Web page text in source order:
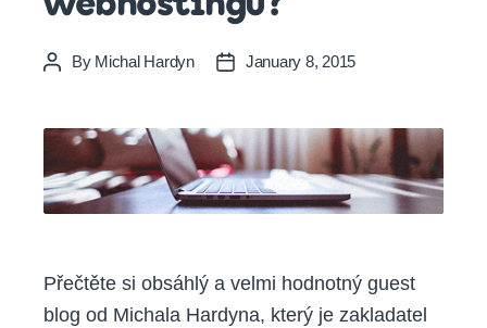
PostBy Michal Hardyn
PostJanuary 8, 2015
Přečtěte si obsáhlý a velmi hodnotný guest
blog od Michala Hardyna, který je zakladatel